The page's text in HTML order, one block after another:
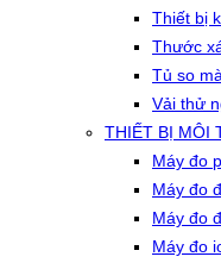
Thiết bị
Thước
Tủ so
Vải thử
THIẾT BỊ MÔI
Máy đo
Máy đo
Máy đo
Máy đo